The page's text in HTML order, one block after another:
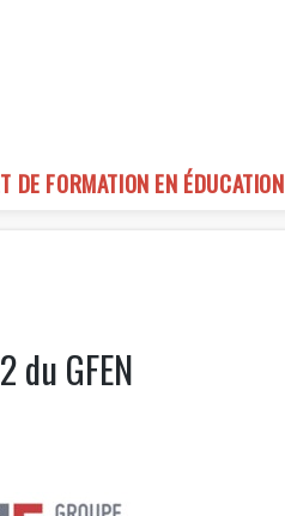
DE FORMATION EN ÉDUCATION
du GFEN